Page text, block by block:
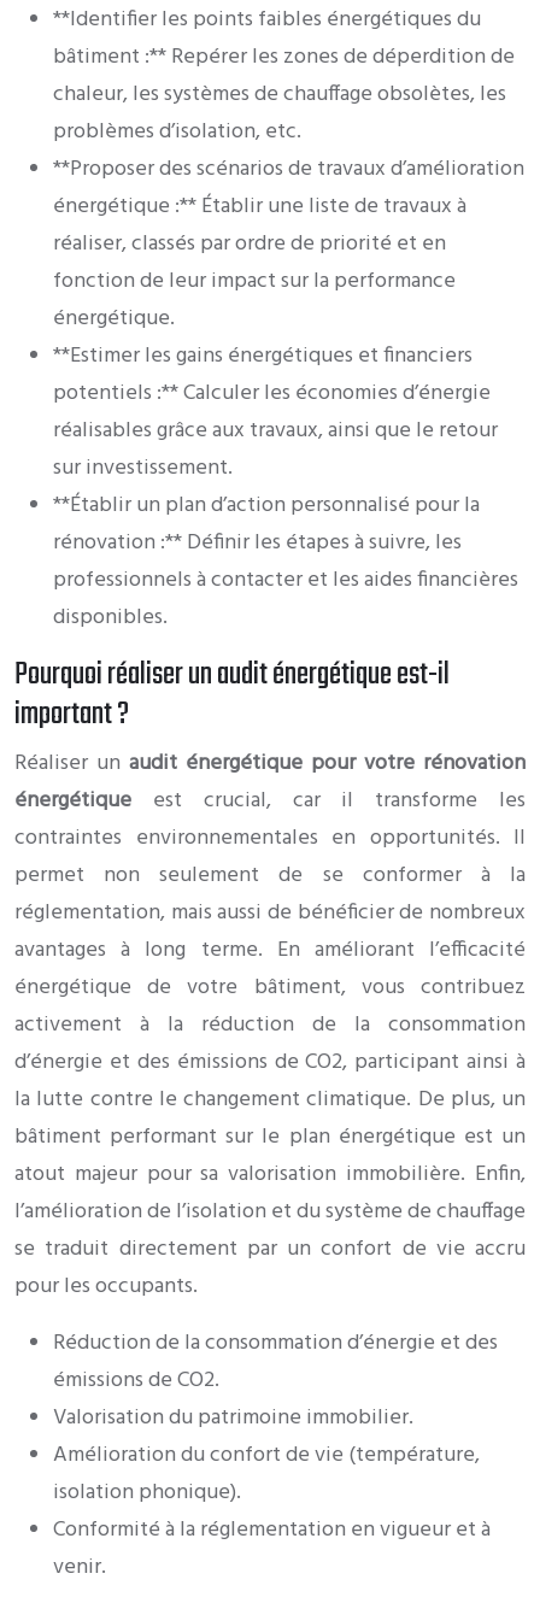
**Identifier les points faibles énergétiques du
bâtiment :** Repérer les zones de déperdition de
chaleur, les systèmes de chauffage obsolètes, les
problèmes d’isolation, etc.
**Proposer des scénarios de travaux d’amélioration
énergétique :** Établir une liste de travaux à
réaliser, classés par ordre de priorité et en
fonction de leur impact sur la performance
énergétique.
**Estimer les gains énergétiques et financiers
potentiels :** Calculer les économies d’énergie
réalisables grâce aux travaux, ainsi que le retour
sur investissement.
**Établir un plan d’action personnalisé pour la
rénovation :** Définir les étapes à suivre, les
professionnels à contacter et les aides financières
disponibles.
Pourquoi réaliser un audit énergétique est-il
important ?
Réaliser un audit énergétique pour votre rénovation
énergétique est crucial, car il transforme les
contraintes environnementales en opportunités. Il
permet non seulement de se conformer à la
réglementation, mais aussi de bénéficier de nombreux
avantages à long terme. En améliorant l’efficacité
énergétique de votre bâtiment, vous contribuez
activement à la réduction de la consommation
d’énergie et des émissions de CO2, participant ainsi à
la lutte contre le changement climatique. De plus, un
bâtiment performant sur le plan énergétique est un
atout majeur pour sa valorisation immobilière. Enfin,
l’amélioration de l’isolation et du système de chauffage
se traduit directement par un confort de vie accru
pour les occupants.
Réduction de la consommation d’énergie et des
émissions de CO2.
Valorisation du patrimoine immobilier.
Amélioration du confort de vie (température,
isolation phonique).
Conformité à la réglementation en vigueur et à
venir.